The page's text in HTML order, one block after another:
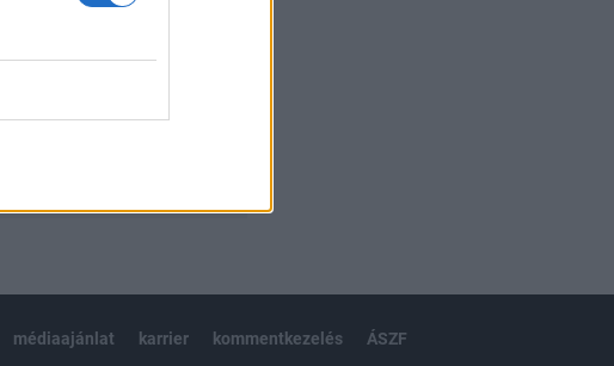
médiaajánlat karrier kommentkezelés ÁSZF